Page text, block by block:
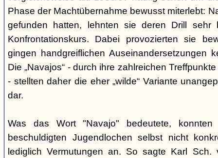
Phase der Machtübernahme bewusst miterlebt:
gefunden hatten, lehnten sie deren Drill
Konfrontationskurs. Dabei provozierten sie
gingen handgreiflichen Auseinandersetzungen
Die „Navajos“ - durch ihre zahlreichen
- stellten daher die eher „wilde“ Variante
dar.
Was das Wort "Navajo" bedeutete, konnten
beschuldigten Jugendlochen selbst nicht
lediglich Vermutungen an. So sagte Karl